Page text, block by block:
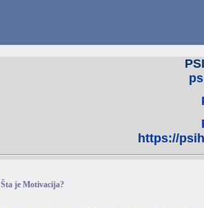
https://
Šta je Motivacija?